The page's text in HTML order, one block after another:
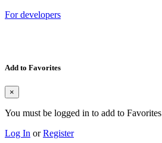
For developers
Add to Favorites
×
You must be logged in to add to Favorites
Log In orRegister